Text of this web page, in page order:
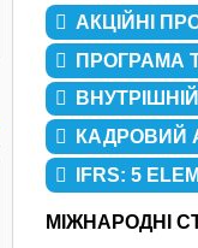
АКЦІЙНІ
ПРОГРАМА
КАДРОВИЙ
IFRS: 5
МІЖНАРОДНІ